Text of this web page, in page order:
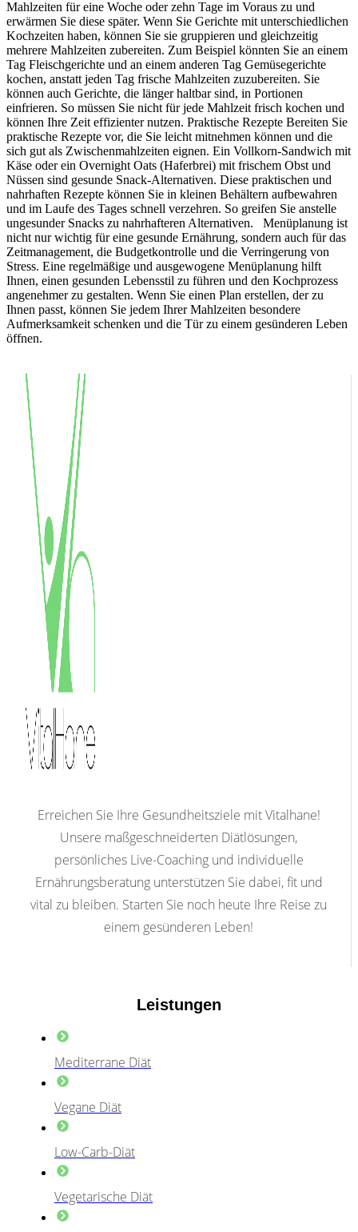
Mahlzeiten für eine Woche oder zehn Tage im Voraus zu und
erwärmen Sie diese später. Wenn Sie Gerichte mit unterschiedlichen
Kochzeiten haben, können Sie sie gruppieren und gleichzeitig
mehrere Mahlzeiten zubereiten. Zum Beispiel könnten Sie an einem
Tag Fleischgerichte und an einem anderen Tag Gemüsegerichte
kochen, anstatt jeden Tag frische Mahlzeiten zuzubereiten. Sie
können auch Gerichte, die länger haltbar sind, in Portionen
einfrieren. So müssen Sie nicht für jede Mahlzeit frisch kochen und
können Ihre Zeit effizienter nutzen. Praktische Rezepte Bereiten Sie
praktische Rezepte vor, die Sie leicht mitnehmen können und die
sich gut als Zwischenmahlzeiten eignen. Ein Vollkorn-Sandwich mit
Käse oder ein Overnight Oats (Haferbrei) mit frischem Obst und
Nüssen sind gesunde Snack-Alternativen. Diese praktischen und
nahrhaften Rezepte können Sie in kleinen Behältern aufbewahren
und im Laufe des Tages schnell verzehren. So greifen Sie anstelle
ungesunder Snacks zu nahrhafteren Alternativen. Menüplanung ist
nicht nur wichtig für eine gesunde Ernährung, sondern auch für das
Zeitmanagement, die Budgetkontrolle und die Verringerung von
Stress. Eine regelmäßige und ausgewogene Menüplanung hilft
Ihnen, einen gesunden Lebensstil zu führen und den Kochprozess
angenehmer zu gestalten. Wenn Sie einen Plan erstellen, der zu
Ihnen passt, können Sie jedem Ihrer Mahlzeiten besondere
Aufmerksamkeit schenken und die Tür zu einem gesünderen Leben
öffnen.
Erreichen Sie Ihre Gesundheitsziele mit Vitalhane!
Unsere maßgeschneiderten Diätlösungen,
persönliches Live-Coaching und individuelle
Ernährungsberatung unterstützen Sie dabei, fit und
vital zu bleiben. Starten Sie noch heute Ihre Reise zu
einem gesünderen Leben!
Leistungen
Mediterrane Diät
Vegane Diät
Low-Carb-Diät
Vegetarische Diät